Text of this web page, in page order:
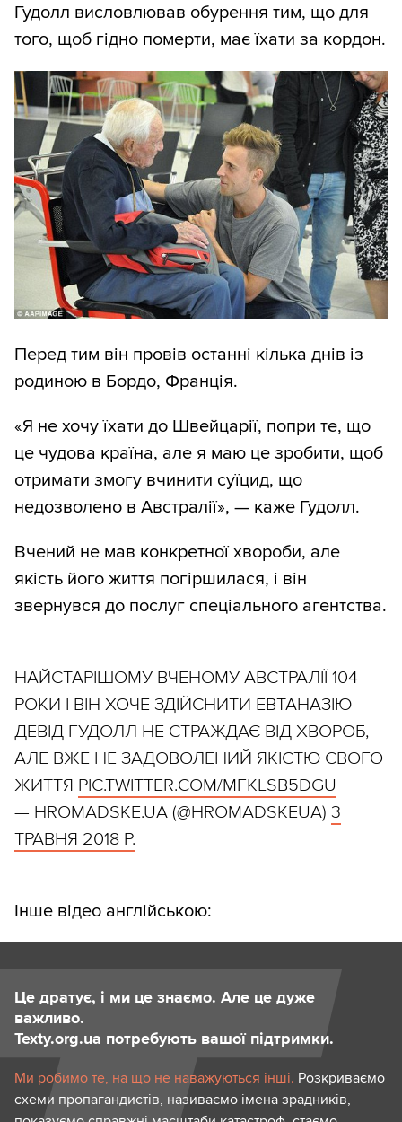
Гудолл висловлював обурення тим, що для
того, щоб гідно померти, має їхати за кордон.
Перед тим він провів останні кілька днів із
родиною в Бордо, Франція.
«Я не хочу їхати до Швейцарії, попри те, що
це чудова країна, але я маю це зробити, щоб
отримати змогу вчинити суїцид, що
недозволено в Австралії», — каже Гудолл.
Вчений не мав конкретної хвороби, але
якість його життя погіршилася, і він
звернувся до послуг спеціального агентства.
НАЙСТАРІШОМУ ВЧЕНОМУ АВСТРАЛІЇ 104
РОКИ І ВІН ХОЧЕ ЗДІЙСНИТИ ЕВТАНАЗІЮ —
ДЕВІД ГУДОЛЛ НЕ СТРАЖДАЄ ВІД ХВОРОБ,
АЛЕ ВЖЕ НЕ ЗАДОВОЛЕНИЙ ЯКІСТЮ СВОГО
ЖИТТЯ PIC.TWITTER.COM/MFKLSB5DGU
— HROMADSKE.UA (@HROMADSKEUA) 3
ТРАВНЯ 2018 Р.
Інше відео англійською:
Це дратує, і ми це знаємо. Але це дуже
важливо.
Texty.org.ua потребують вашої підтримки.
Ми робимо те, на що не наважуються інші. Розкриваємо
схеми пропагандистів, називаємо імена зрадників,